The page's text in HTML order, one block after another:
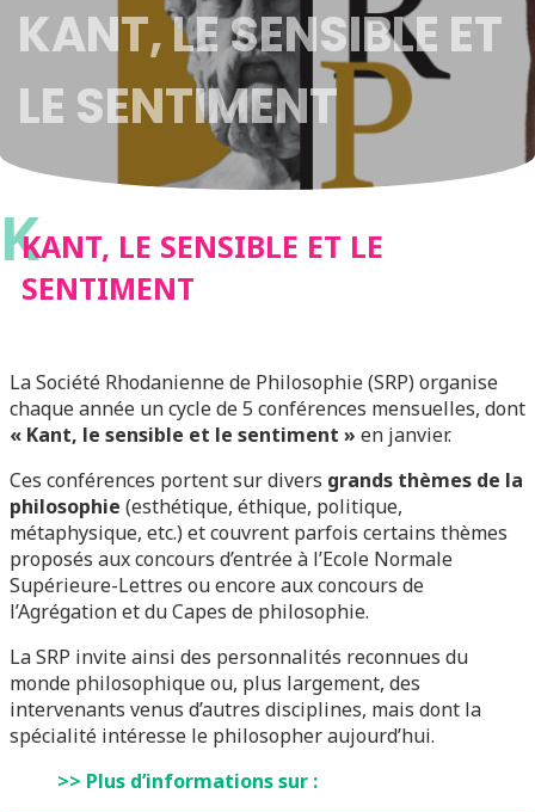
KANT, LE SENSIBLE ET
LE SENTIMENT
KKANT, LE SENSIBLE ET LE
SENTIMENT
La Société Rhodanienne de Philosophie (SRP) organise
chaque année un cycle de 5 conférences mensuelles, dont
« Kant, le sensible et le sentiment » en janvier.
Ces conférences portent sur divers grands thèmes de la
philosophie (esthétique, éthique, politique,
métaphysique, etc.) et couvrent parfois certains thèmes
proposés aux concours d’entrée à l’Ecole Normale
Supérieure-Lettres ou encore aux concours de
l’Agrégation et du Capes de philosophie.
La SRP invite ainsi des personnalités reconnues du
monde philosophique ou, plus largement, des
intervenants venus d’autres disciplines, mais dont la
spécialité intéresse le philosopher aujourd’hui.
>> Plus d’informations sur :